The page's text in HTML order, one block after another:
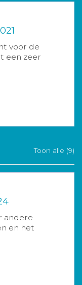
voor de
een zeer
Toon alle (9)
andere
en het